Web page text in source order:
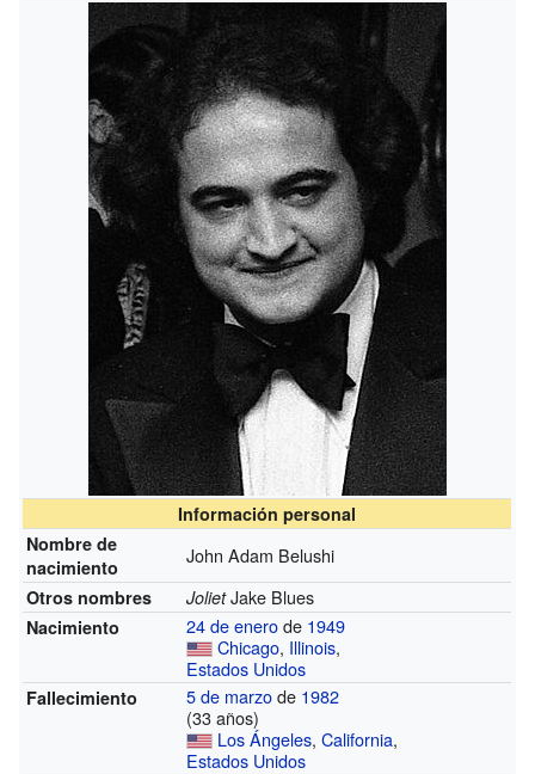
Información personal
Nombre de
nacimiento
John Adam Belushi
Otros nombres JolietJake Blues
Nacimiento 24 de enerode 1949
Chicago, Illinois,
Estados Unidos
Fallecimiento 5 de marzode 1982
(33 años)
Los Ángeles,California,
Estados Unidos